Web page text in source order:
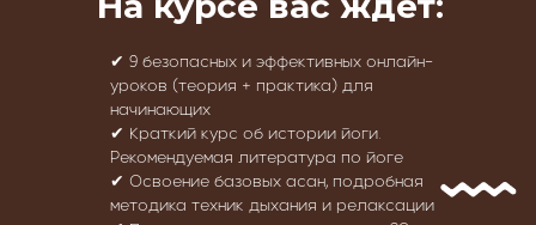
✔ 9 безопасных и эффективных онлайн-
уроков (теория + практика) для
начинающих
✔ Краткий курс об истории йоги.
Рекомендуемая литература по йоге
✔ Освоение базовых асан, подробная
методика техник дыхания и релаксации